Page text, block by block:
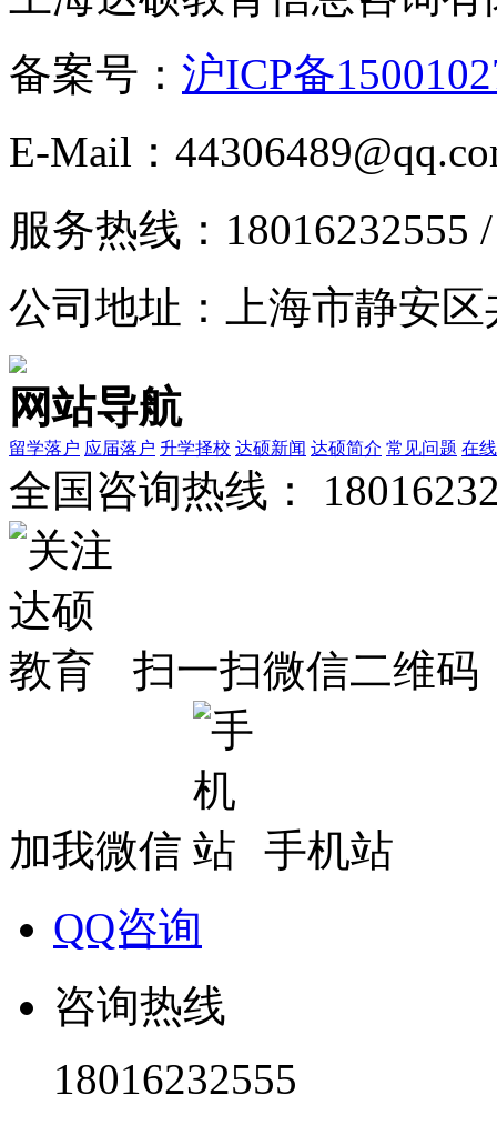
备案号： 沪ICP备
E-Mail：
服务热线：18016232555
公司地址：上海市静安
网站导航
留学落户 应届落户 升学择校 达硕新闻 达硕简介 常见问题 在
全国咨询热线：
扫一扫微信二维码
加我微信
手机站
QQ咨询
咨询热线
18016232555